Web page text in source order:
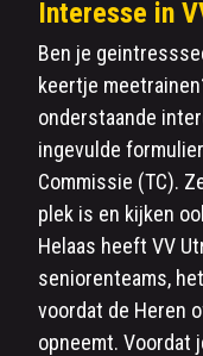
Interesse in
Ben je
keertje
onderstaande
ingevulde
Commissie (TC).
plek is en kijken
Helaas heeft VV
seniorenteams,
voordat de Heren
opneemt. Voordat